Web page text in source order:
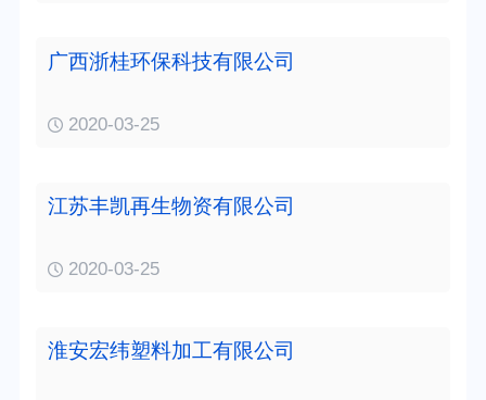
广西浙桂环保科技有限公司
2020-03-25
江苏丰凯再生物资有限公司
2020-03-25
淮安宏纬塑料加工有限公司